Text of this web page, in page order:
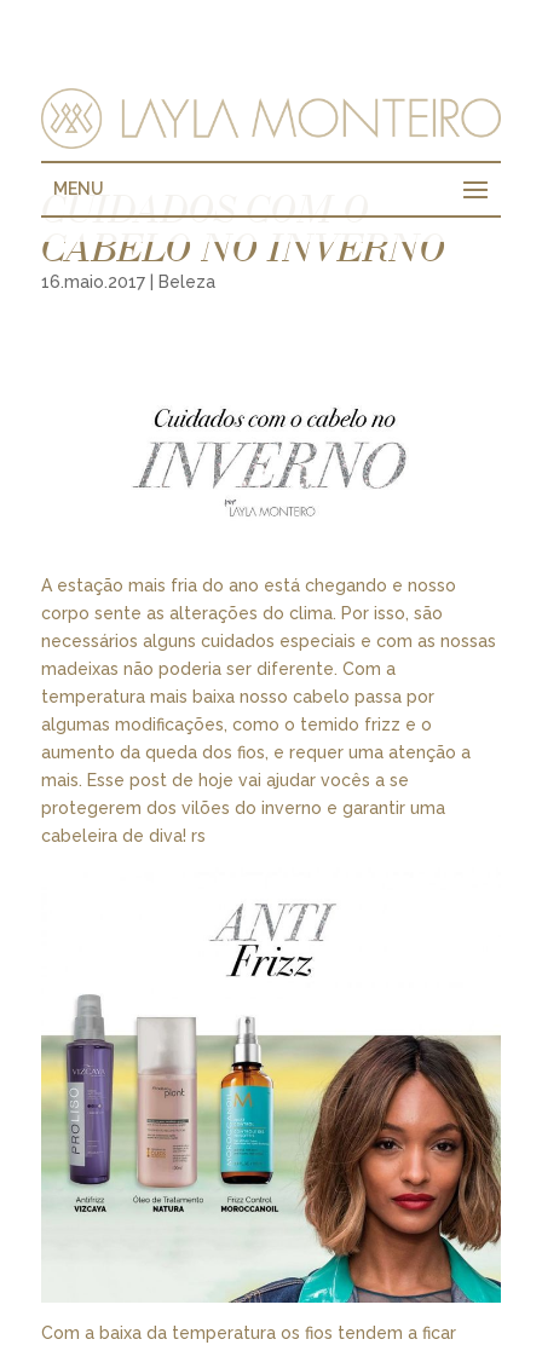
MENU
CUIDADOS COM O
CABELO NO INVERNO
16.maio.2017| Beleza
A estação mais fria do ano está chegando e nosso
corpo sente as alterações do clima. Por isso, são
necessários alguns cuidados especiais e com as nossas
madeixas não poderia ser diferente. Com a
temperatura mais baixa nosso cabelo passa por
algumas modificações, como o temido frizz e o
aumento da queda dos fios, e requer uma atenção a
mais. Esse post de hoje vai ajudar vocês a se
protegerem dos vilões do inverno e garantir uma
cabeleira de diva! rs
Com a baixa da temperatura os fios tendem a ficar